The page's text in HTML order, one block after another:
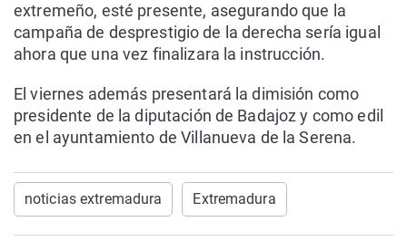
extremeño, esté presente, asegurando que la
campaña de desprestigio de la derecha sería igual
ahora que una vez finalizara la instrucción.
El viernes además presentará la dimisión como
presidente de la diputación de Badajoz y como edil
en el ayuntamiento de Villanueva de la Serena.
noticias extremadura Extremadura